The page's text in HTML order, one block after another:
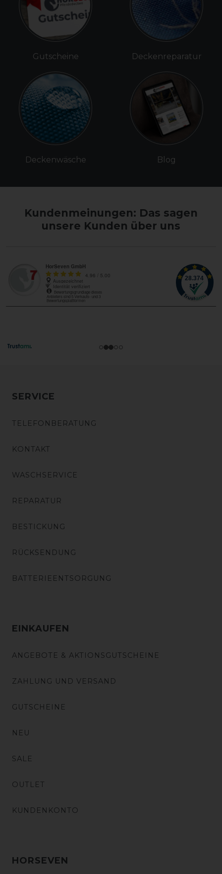
Gutscheine
Deckenwäsche
Deckenreparatur
Blog
Kundenmeinungen: Das sagen
unsere Kunden über uns
SERVICE
TELEFONBERATUNG
KONTAKT
WASCHSERVICE
REPARATUR
BESTICKUNG
RÜCKSENDUNG
BATTERIEENTSORGUNG
EINKAUFEN
ANGEBOTE & AKTIONSGUTSCHEINE
ZAHLUNG UND VERSAND
GUTSCHEINE
NEU
SALE
OUTLET
KUNDENKONTO
HORSEVEN